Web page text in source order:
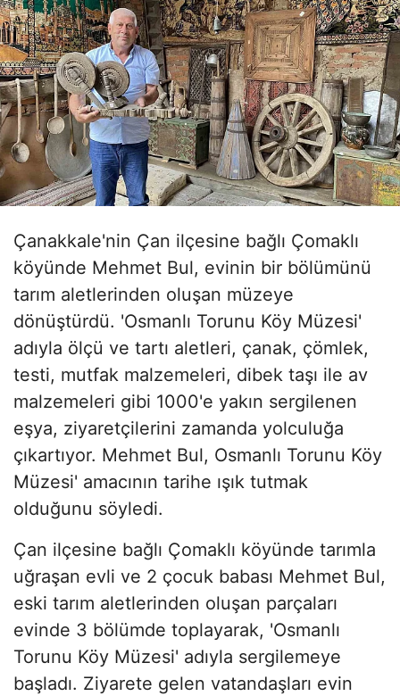
Çanakkale'nin Çan ilçesine bağlı Çomaklı
köyünde Mehmet Bul, evinin bir bölümünü
tarım aletlerinden oluşan müzeye
dönüştürdü. 'Osmanlı Torunu Köy Müzesi'
adıyla ölçü ve tartı aletleri, çanak, çömlek,
testi, mutfak malzemeleri, dibek taşı ile av
malzemeleri gibi 1000'e yakın sergilenen
eşya, ziyaretçilerini zamanda yolculuğa
çıkartıyor. Mehmet Bul, Osmanlı Torunu Köy
Müzesi' amacının tarihe ışık tutmak
olduğunu söyledi.
Çan ilçesine bağlı Çomaklı köyünde tarımla
uğraşan evli ve 2 çocuk babası Mehmet Bul,
eski tarım aletlerinden oluşan parçaları
evinde 3 bölümde toplayarak, 'Osmanlı
Torunu Köy Müzesi' adıyla sergilemeye
başladı. Ziyarete gelen vatandaşları evin